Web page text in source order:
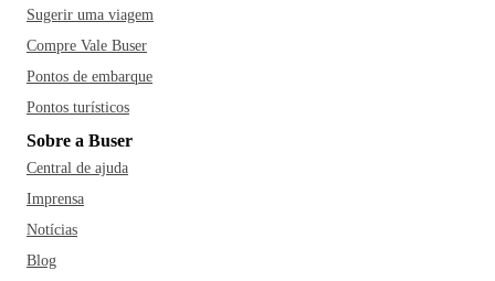
Sugerir uma viagem
Compre Vale Buser
Pontos de embarque
Pontos turísticos
Sobre a Buser
Central de ajuda
Imprensa
Notícias
Blog